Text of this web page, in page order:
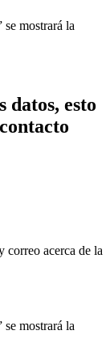
mostrará la
datos, esto
correo acerca de la
mostrará la